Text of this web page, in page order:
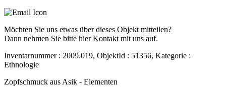
Möchten Sie uns etwas über dieses Objekt mitteilen?
Dann nehmen Sie bitte hier Kontakt mit uns auf.
Inventarnummer : 2009.019, ObjektId : 51356, Kategorie :
Ethnologie
Zopfschmuck aus Asik - Elementen